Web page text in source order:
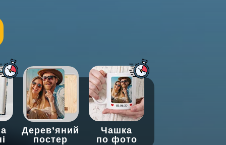
Чашка
по фото
Дерев’яний
постер